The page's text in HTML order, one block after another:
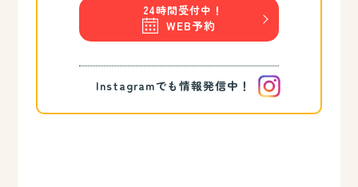
WEB予約
Instagramでも情報発信中！